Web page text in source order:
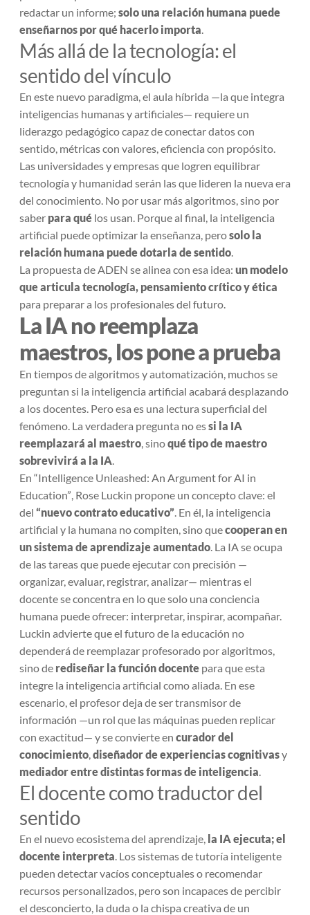
redactar un informe; solo una relación humana puede
enseñarnos por qué hacerlo importa.
Más allá de la tecnología: el
sentido del vínculo
En este nuevo paradigma, el aula híbrida —la que integra
inteligencias humanas y artificiales— requiere un
liderazgo pedagógico capaz de conectar datos con
sentido, métricas con valores, eficiencia con propósito.
Las universidades y empresas que logren equilibrar
tecnología y humanidad serán las que lideren la nueva era
del conocimiento. No por usar más algoritmos, sino por
saber para qué los usan. Porque al final, la inteligencia
artificial puede optimizar la enseñanza, perosolo la
relación humana puede dotarla de sentido.
La propuesta de ADEN se alinea con esa idea: un modelo
que articula tecnología, pensamiento crítico y ética
para preparar a los profesionales del futuro.
La IA no reemplaza
maestros, los pone a prueba
En tiempos de algoritmos y automatización, muchos se
preguntan si la inteligencia artificial acabará desplazando
a los docentes. Pero esa es una lectura superficial del
fenómeno. La verdadera pregunta no essi la IA
reemplazará al maestro, sinoqué tipo de maestro
sobrevivirá a la IA.
En “Intelligence Unleashed: An Argument for AI in
Education”, Rose Luckin propone un concepto clave: el
del “nuevo contrato educativo”. En él, la inteligencia
artificial y la humana no compiten, sino quecooperan en
un sistema de aprendizaje aumentado. La IA se ocupa
de las tareas que puede ejecutar con precisión —
organizar, evaluar, registrar, analizar— mientras el
docente se concentra en lo que solo una conciencia
humana puede ofrecer: interpretar, inspirar, acompañar.
Luckin advierte que el futuro de la educación no
dependerá de reemplazar profesorado por algoritmos,
sino de rediseñar la función docente para que esta
integre la inteligencia artificial como aliada. En ese
escenario, el profesor deja de ser transmisor de
información —un rol que las máquinas pueden replicar
con exactitud— y se convierte en curador del
conocimiento,diseñador de experiencias cognitivasy
mediador entre distintas formas de inteligencia.
El docente como traductor del
sentido
En el nuevo ecosistema del aprendizaje, la IA ejecuta; el
docente interpreta. Los sistemas de tutoría inteligente
pueden detectar vacíos conceptuales o recomendar
recursos personalizados, pero son incapaces de percibir
el desconcierto, la duda o la chispa creativa de un